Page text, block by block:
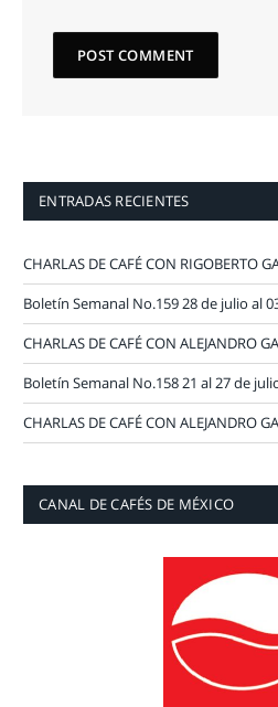
ENTRADAS RECIENTES
CHARLAS DE CAFÉ CON RIGOBERTO
Boletín Semanal No.159 28 de julio al
CHARLAS DE CAFÉ CON ALEJANDRO
Boletín Semanal No.158 21 al 27 de
CHARLAS DE CAFÉ CON ALEJANDRO
CANAL DE CAFÉS DE MÉXICO